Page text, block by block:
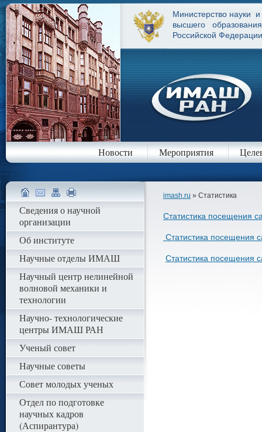
Министерство науки и
высшего образования
Российской Федерации
Новости Мероприятия
imash.ru » Статистика
Cтатистика посещения
Статистика посещения
Статистика посещения
Сведения о научной
организации
Об институте
Научные отделы ИМАШ
Научный центр нелинейной
волновой механики и
технологии
Научно- технологические
центры ИМАШ РАН
Ученый совет
Научные советы
Совет молодых ученых
Отдел по подготовке
научных кадров
(Аспирантура)